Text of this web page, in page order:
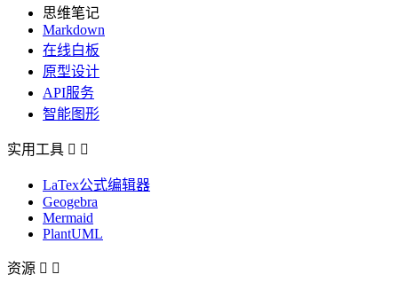
思维笔记
Markdown
在线白板
原型设计
API服务
智能图形
实用工具  
LaTex公式编辑器
Geogebra
Mermaid
PlantUML
资源  